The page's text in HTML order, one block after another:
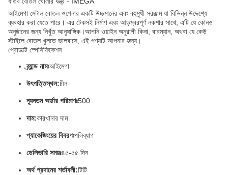
আইমেগা মেটাল বোতল ওপেনার একটি উচ্চমানের এবং বহুমুখী সরঞ্জাম যা বিভিন্ন উদ্দেশ্যে
ব্যবহার করা যেতে পারে। এর টেকসই নির্মাণ এবং আড়ম্বরপূর্ণ নকশার সাথে, এটি যে কোনও
অনুষ্ঠানের জন্য নিখুঁত আনুষাঙ্গিক।আপনি ওয়াইন অনুরাগী কিনা, বারম্যান, অথবা যে কেউ
স্টাইলে বোতল খুলতে ভালবাসে, এই পণ্যটি আপনার জন্য।
প্রোডাক্ট স্পেসিফিকেশন
ব্র্যান্ড নামঃআইমেগা
উৎপত্তিস্থল:চীন
ন্যূনতম অর্ডার পরিমাণঃ500
দাম:কারখানার দাম
প্যাকেজিংয়ের বিবরণঃপলিব্যাগ
ডেলিভারি সময়ঃ৪৫-৫৫ দিন
অর্থ প্রদানের শর্তাবলী:টিটি